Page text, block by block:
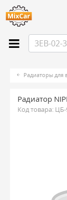
Радиаторы для
Радиатор
Код товара: ЦБ-